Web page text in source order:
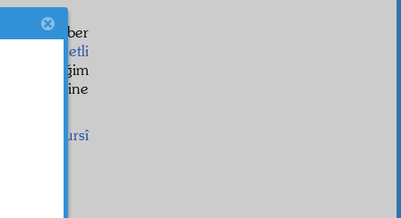
lerle beraber
hiddetli
görmediğim
eline
Said Nursî